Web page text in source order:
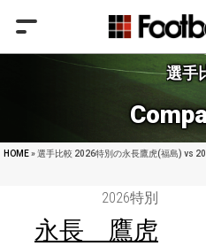
選手
HOME» 選手比較 2026特別の永長鷹虎(福島) vs
2026特別
永長 鷹虎